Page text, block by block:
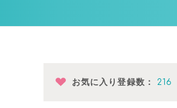
お気に入り登録数： 216